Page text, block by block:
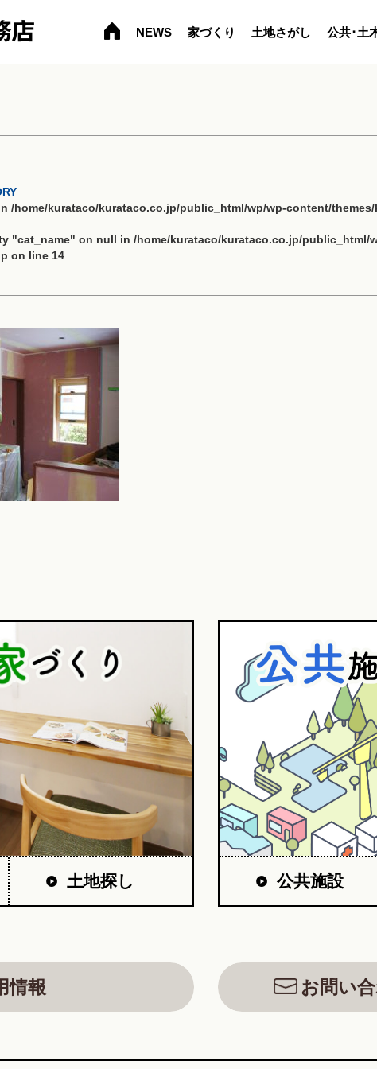
NEWS 家づくり 土地さがし 公共･土
/home/kurataco/kurataco.co.jp/public_html/wp/wp-content/
"cat_name" on null in /home/kurataco/kurataco.co.jp/public_html/
on line 14
土地探し 公共施設
情報 お問い